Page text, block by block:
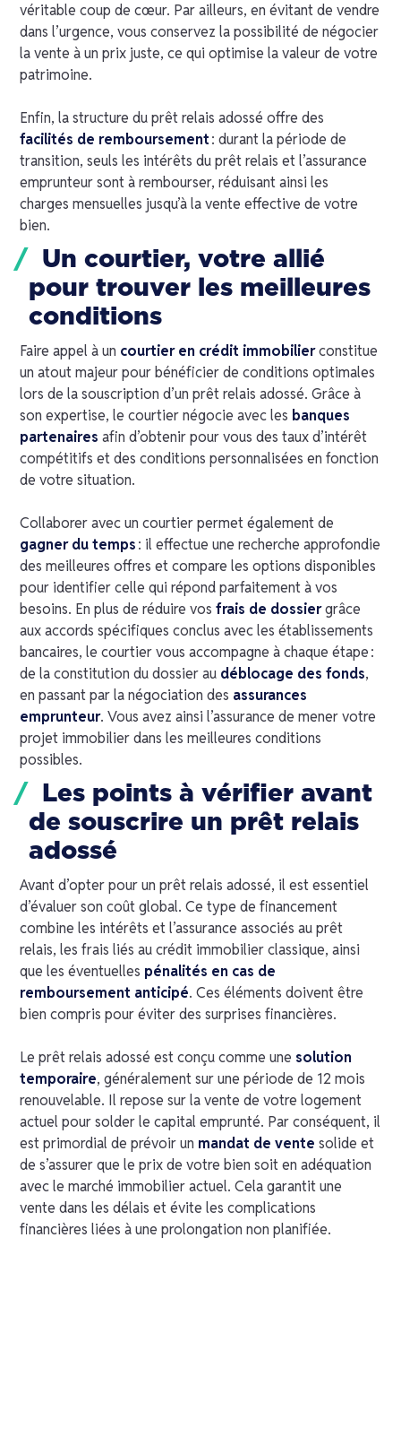
véritable coup de cœur. Par ailleurs, en évitant de vendre
dans l’urgence, vous conservez la possibilité de négocier
la vente à un prix juste, ce qui optimise la valeur de votre
patrimoine.
Enfin, la structure du prêt relais adossé offre des
facilités de remboursement: durant la période de
transition, seuls les intérêts du prêt relais et l’assurance
emprunteur sont à rembourser, réduisant ainsi les
charges mensuelles jusqu’à la vente effective de votre
bien.
Un courtier, votre allié
pour trouver les meilleures
conditions
Faire appel à un courtier en crédit immobilierconstitue
un atout majeur pour bénéficier de conditions optimales
lors de la souscription d’un prêt relais adossé. Grâce à
son expertise, le courtier négocie avec les banques
partenaires afin d’obtenir pour vous des taux d’intérêt
compétitifs et des conditions personnalisées en fonction
de votre situation.
Collaborer avec un courtier permet également de
gagner du temps: il effectue une recherche approfondie
des meilleures offres et compare les options disponibles
pour identifier celle qui répond parfaitement à vos
besoins. En plus de réduire vosfrais de dossiergrâce
aux accords spécifiques conclus avec les établissements
bancaires, le courtier vous accompagne à chaque étape :
de la constitution du dossier au déblocage des fonds,
en passant par la négociation des assurances
emprunteur. Vous avez ainsi l’assurance de mener votre
projet immobilier dans les meilleures conditions
possibles.
Les points à vérifier avant
de souscrire un prêt relais
adossé
Avant d’opter pour un prêt relais adossé, il est essentiel
d’évaluer son coût global. Ce type de financement
combine les intérêts et l’assurance associés au prêt
relais, les frais liés au crédit immobilier classique, ainsi
que les éventuelles pénalités en cas de
remboursement anticipé. Ces éléments doivent être
bien compris pour éviter des surprises financières.
Le prêt relais adossé est conçu comme une solution
temporaire, généralement sur une période de 12 mois
renouvelable. Il repose sur la vente de votre logement
actuel pour solder le capital emprunté. Par conséquent, il
est primordial de prévoir un mandat de vente solide et
de s’assurer que le prix de votre bien soit en adéquation
avec le marché immobilier actuel. Cela garantit une
vente dans les délais et évite les complications
financières liées à une prolongation non planifiée.